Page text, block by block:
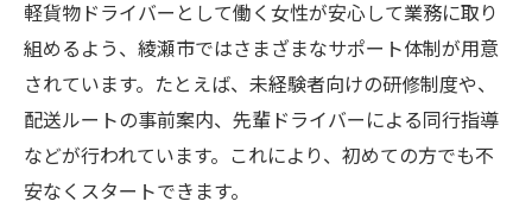
軽貨物ドライバーとして働く女性が安心して業務に取り
組めるよう、綾瀬市ではさまざまなサポート体制が用意
されています。たとえば、未経験者向けの研修制度や、
配送ルートの事前案内、先輩ドライバーによる同行指導
などが行われています。これにより、初めての方でも不
安なくスタートできます。